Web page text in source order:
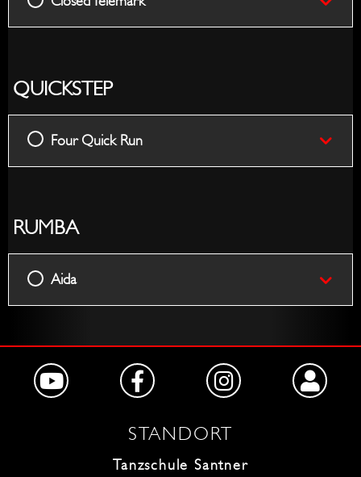
QUICKSTEP
Four Quick Run
RUMBA
Aida
STANDORT
Tanzschule Santner